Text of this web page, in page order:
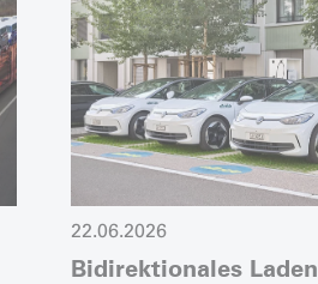
22.06.2026
Bidirektionales Laden